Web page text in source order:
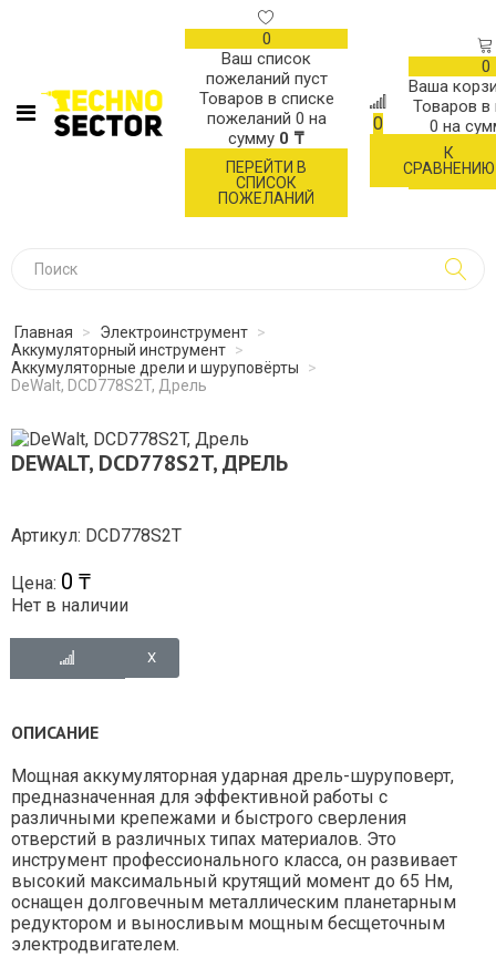
0
Ваш список
пожеланий пуст
Товаров в списке
пожеланий 0 на
сумму 0 ₸
ПЕРЕЙТИ В
СПИСОК
ПОЖЕЛАНИЙ
0
К
СРАВНЕНИЮ
0
Ваша
Товаров в
0 на
Главная > Электроинструмент >
Аккумуляторный инструмент >
Аккумуляторные дрели и шуруповёрты
>
DeWalt, DCD778S2T, Дрель
DEWALT, DCD778S2T, ДРЕЛЬ
Артикул: DCD778S2T
Цена: 0 ₸
Нет в наличии
ОПИСАНИЕ
Мощная аккумуляторная ударная дрель-шуруповерт,
предназначенная для эффективной работы с
различными крепежами и быстрого сверления
отверстий в различных типах материалов. Это
инструмент профессионального класса, он развивает
высокий максимальный крутящий момент до 65 Нм,
оснащен долговечным металлическим планетарным
редуктором и выносливым мощным бесщеточным
электродвигателем.